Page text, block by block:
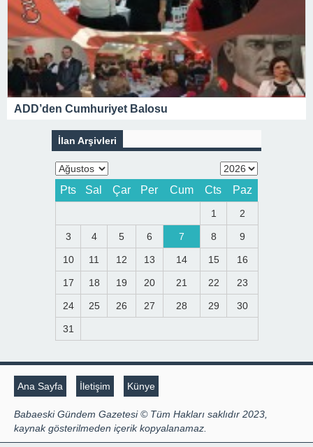
ADD’den Cumhuriyet Balosu
İlan Arşivleri
Pts Sal Çar Per Cum Cts Paz
1 2
3 4 5 6 7 8 9
10 11 12 13 14 15 16
17 18 19 20 21 22 23
24 25 26 27 28 29 30
31
Ana Sayfa İletişim Künye
Babaeski Gündem Gazetesi © Tüm Hakları saklıdır 2023,
kaynak gösterilmeden içerik kopyalanamaz.